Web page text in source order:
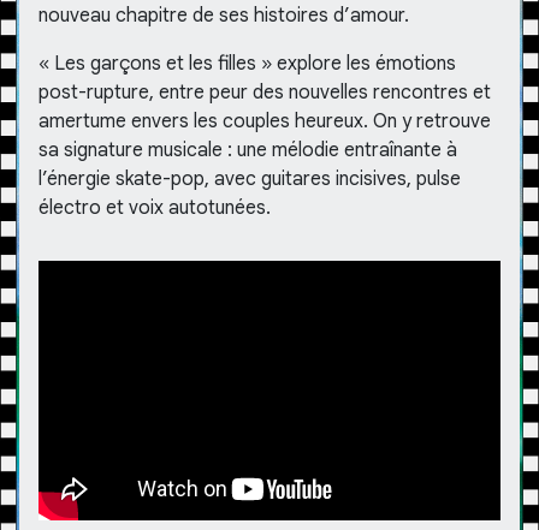
nouveau chapitre de ses histoires d’amour.
« Les garçons et les filles » explore les émotions
post-rupture, entre peur des nouvelles rencontres et
amertume envers les couples heureux. On y retrouve
sa signature musicale : une mélodie entraînante à
l’énergie skate-pop, avec guitares incisives, pulse
électro et voix autotunées.